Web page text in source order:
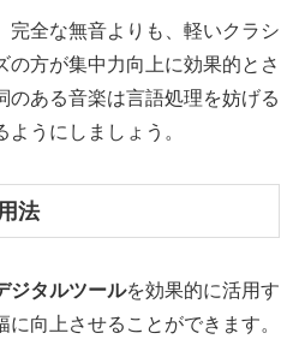
完全な無音よりも、軽いクラシ
の方が集中力向上に効果的とさ
のある音楽は言語処理を妨げる
うにしましょう。
法
ジタルツールを効果的に活用す
向上させることができます。